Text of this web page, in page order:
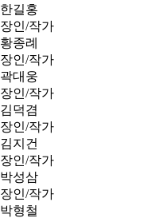
한길홍
장인/작가
황종례
장인/작가
곽대웅
장인/작가
김덕겸
장인/작가
김지건
장인/작가
박성삼
장인/작가
박형철